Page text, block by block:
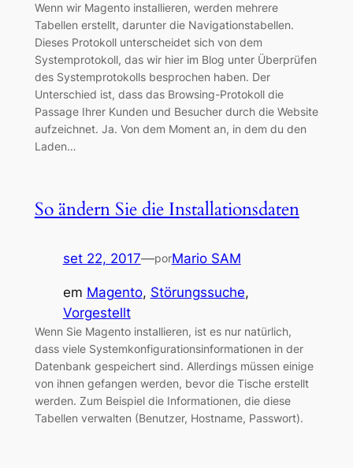
Wenn wir Magento installieren, werden mehrere
Tabellen erstellt, darunter die Navigationstabellen.
Dieses Protokoll unterscheidet sich von dem
Systemprotokoll, das wir hier im Blog unter Überprüfen
des Systemprotokolls besprochen haben. Der
Unterschied ist, dass das Browsing-Protokoll die
Passage Ihrer Kunden und Besucher durch die Website
aufzeichnet. Ja. Von dem Moment an, in dem du den
Laden…
So ändern Sie die Installationsdaten
set 22, 2017—porMario SAM
em Magento, Störungssuche
Vorgestellt
Wenn Sie Magento installieren, ist es nur natürlich,
dass viele Systemkonfigurationsinformationen in der
Datenbank gespeichert sind. Allerdings müssen einige
von ihnen gefangen werden, bevor die Tische erstellt
werden. Zum Beispiel die Informationen, die diese
Tabellen verwalten (Benutzer, Hostname, Passwort).